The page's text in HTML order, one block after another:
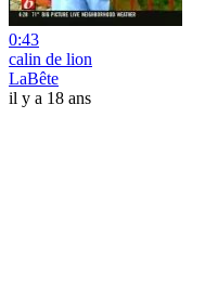
0:43
calin de lion
LaBête
il y a 18 ans